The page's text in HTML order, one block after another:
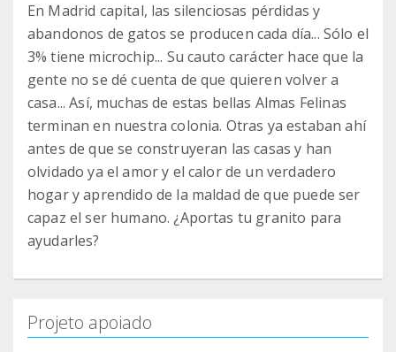
En Madrid capital, las silenciosas pérdidas y
abandonos de gatos se producen cada día... Sólo el
3% tiene microchip... Su cauto carácter hace que la
gente no se dé cuenta de que quieren volver a
casa... Así, muchas de estas bellas Almas Felinas
terminan en nuestra colonia. Otras ya estaban ahí
antes de que se construyeran las casas y han
olvidado ya el amor y el calor de un verdadero
hogar y aprendido de la maldad de que puede ser
capaz el ser humano. ¿Aportas tu granito para
ayudarles?
Projeto apoiado